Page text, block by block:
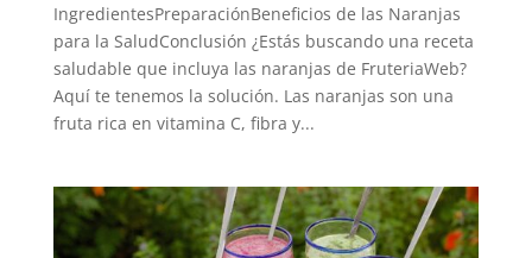
IngredientesPreparaciónBeneficios de las Naranjas
para la SaludConclusión ¿Estás buscando una receta
saludable que incluya las naranjas de FruteriaWeb?
Aquí te tenemos la solución. Las naranjas son una
fruta rica en vitamina C, fibra y...